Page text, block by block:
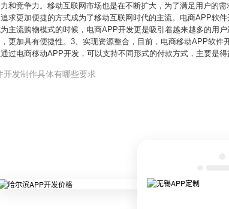
和竞争力。移动互联网市场也是在不断扩大，为了满足用户的
求更加便捷的方式成为了移动互联网时代的主流。电商APP软
主流购物模式的时候，电商APP开发更是吸引着越来越多的用
更加具有便捷性。3、实现资源整合，目前，电商移动APP软
过电商移动APP开发，可以支持不同形式的付款方式，主要是
开发制作具体有哪些要求